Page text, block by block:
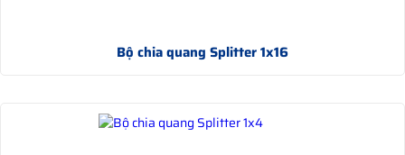
Bộ chia quang Splitter 1x16